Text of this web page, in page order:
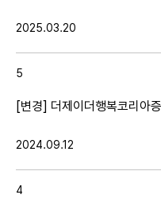
2025.03.20
5
[변경] 더제이더행복코리아
2024.09.12
4